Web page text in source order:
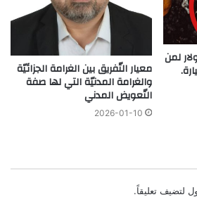
ألف دولار لمن
معيار التّفريق بين الغرامة الجزائيّة
والغرامة المدنيّة التي لها صفة
التّعويض المدني
2026-01-10
لتضيف تعليقاً.